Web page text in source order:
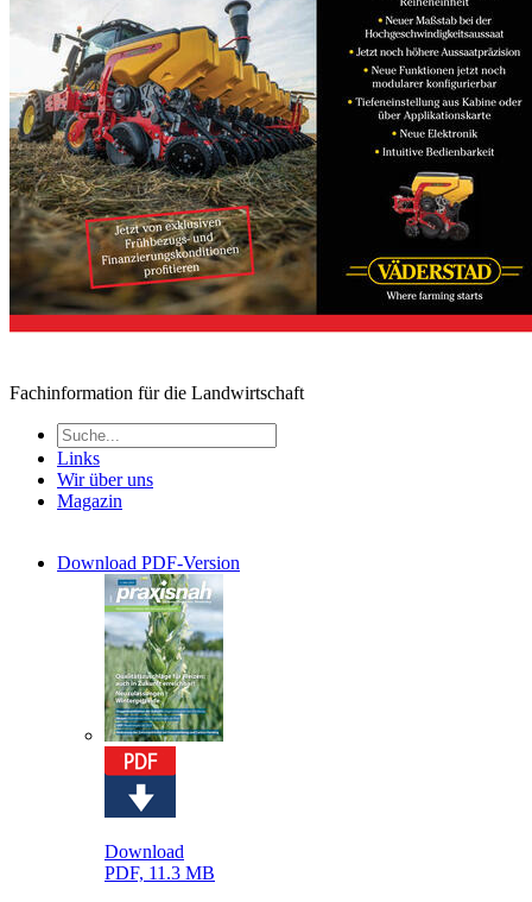
Fachinformation für die Landwirtschaft
Links
Wir über uns
Magazin
Download PDF-Version
Download
PDF, 11.3 MB